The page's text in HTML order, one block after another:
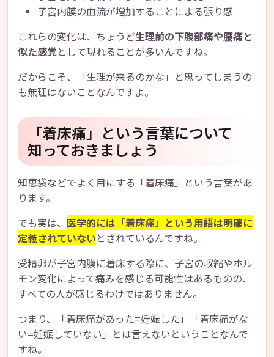
子宮内膜の血流が増加することによる張り感
これらの変化は、ちょうど生理前の下腹部痛や腰痛と
似た感覚として現れることが多いんですね。
だからこそ、「生理が来るのかな」と思ってしまうの
も無理はないことなんですよ。
「着床痛」という言葉について
知っておきましょう
知恵袋などでよく目にする「着床痛」という言葉があ
ります。
でも実は、 医学的には「着床痛」という用語は明確に
定義されていないとされているんですね。
受精卵が子宮内膜に着床する際に、子宮の収縮やホル
モン変化によって痛みを感じる可能性はあるものの、
すべての人が感じるわけではありません。
つまり、「着床痛があった=妊娠した」「着床痛がな
い=妊娠していない」とは言えないということなんで
すね。